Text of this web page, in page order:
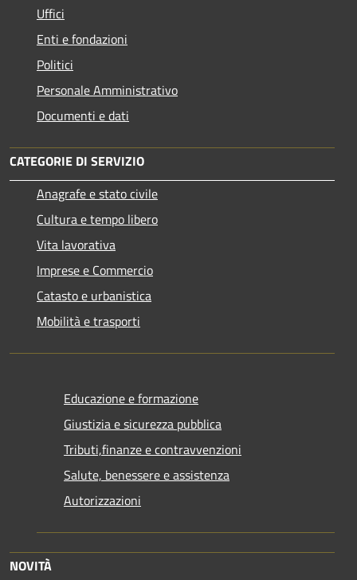
Uffici
Enti e fondazioni
Politici
Personale Amministrativo
Documenti e dati
CATEGORIE DI SERVIZIO
Anagrafe e stato civile
Cultura e tempo libero
Vita lavorativa
Imprese e Commercio
Catasto e urbanistica
Mobilità e trasporti
Educazione e formazione
Giustizia e sicurezza pubblica
Tributi,finanze e contravvenzioni
Salute, benessere e assistenza
Autorizzazioni
NOVITÀ